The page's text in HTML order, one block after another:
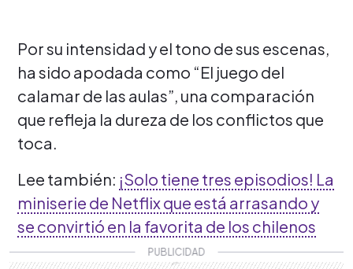
Por su intensidad y el tono de sus escenas,
ha sido apodada como “El juego del
calamar de las aulas”, una comparación
que refleja la dureza de los conflictos que
toca.
Lee también: ¡Solo tiene tres episodios! La
miniserie de Netflix que está arrasando y
se convirtió en la favorita de los chilenos